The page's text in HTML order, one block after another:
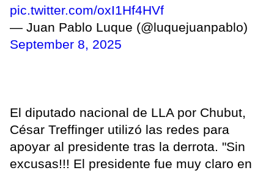
pic.twitter.com/oxI1Hf4HVf
— Juan Pablo Luque (@luquejuanpablo)
September 8, 2025
El diputado nacional de LLA por Chubut,
César Treffinger utilizó las redes para
apoyar al presidente tras la derrota. "Sin
excusas!!! El presidente fue muy claro en